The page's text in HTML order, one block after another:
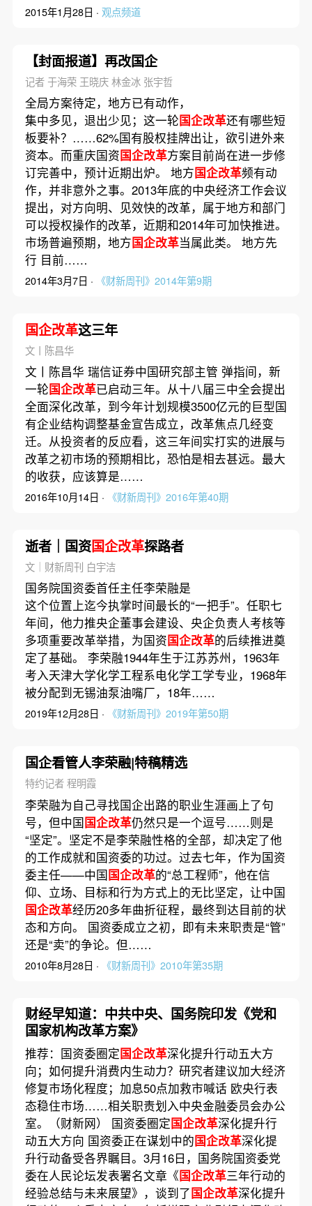
2015年1月28日 · 观点频道
【封面报道】再改国企
记者 于海荣 王晓庆 林金冰 张宇哲
全局方案待定，地方已有动作，
集中多见，退出少见；这一轮国企改革还有哪些短
板要补？……62%国有股权挂牌出让，欲引进外来
资本。而重庆国资国企改革方案目前尚在进一步修
订完善中，预计近期出炉。 地方国企改革频有动
作，并非意外之事。2013年底的中央经济工作会议
提出，对方向明、见效快的改革，属于地方和部门
可以授权操作的改革，近期和2014年可加快推进。
市场普遍预期，地方国企改革当属此类。 地方先
行 目前……
2014年3月7日 · 《财新周刊》2014年第9期
国企改革这三年
文丨陈昌华
文丨陈昌华 瑞信证券中国研究部主管 弹指间，新
一轮国企改革已启动三年。从十八届三中全会提出
全面深化改革，到今年计划规模3500亿元的巨型国
有企业结构调整基金宣告成立，改革焦点几经变
迁。从投资者的反应看，这三年间实打实的进展与
改革之初市场的预期相比，恐怕是相去甚远。最大
的收获，应该算是……
2016年10月14日 · 《财新周刊》2016年第40期
逝者｜国资国企改革探路者
文｜财新周刊 白宇洁
国务院国资委首任主任李荣融是
这个位置上迄今执掌时间最长的“一把手”。任职七
年间，他力推央企董事会建设、央企负责人考核等
多项重要改革举措，为国资国企改革的后续推进奠
定了基础。 李荣融1944年生于江苏苏州，1963年
考入天津大学化学工程系电化学工学专业，1968年
被分配到无锡油泵油嘴厂，18年……
2019年12月28日 · 《财新周刊》2019年第50期
国企看管人李荣融|特稿精选
特约记者 程明霞
李荣融为自己寻找国企出路的职业生涯画上了句
号，但中国国企改革仍然只是一个逗号……则是
“坚定”。坚定不是李荣融性格的全部，却决定了他
的工作成就和国资委的功过。过去七年，作为国资
委主任——中国国企改革的“总工程师”，他在信
仰、立场、目标和行为方式上的无比坚定，让中国
国企改革经历20多年曲折征程，最终到达目前的状
态和方向。 国资委成立之初，即有未来职责是“管”
还是“卖”的争论。但……
2010年8月28日 · 《财新周刊》2010年第35期
财经早知道：中共中央、国务院印发《党和
国家机构改革方案》
推荐：国资委圈定国企改革深化提升行动五大方
向；如何提升消费内生动力？研究者建议加大经济
修复市场化程度；加息50点加救市喊话 欧央行表
态稳住市场……相关职责划入中央金融委员会办公
室。（财新网） 国资委圈定国企改革深化提升行
动五大方向 国资委正在谋划中的国企改革深化提
升行动备受各界瞩目。3月16日，国务院国资委党
委在人民论坛发表署名文章《国企改革三年行动的
经验总结与未来展望》，谈到了国企改革深化提升